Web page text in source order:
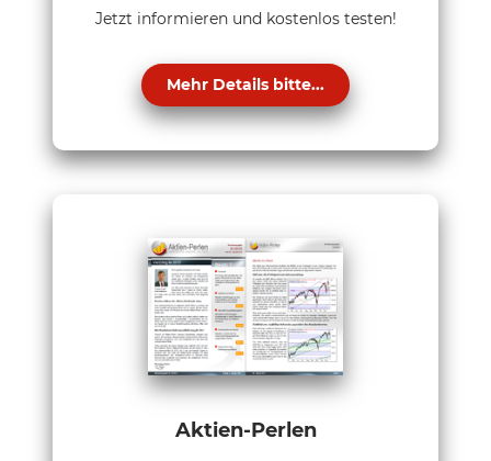
Jetzt informieren und kostenlos testen!
Mehr Details bitte...
Aktien-Perlen